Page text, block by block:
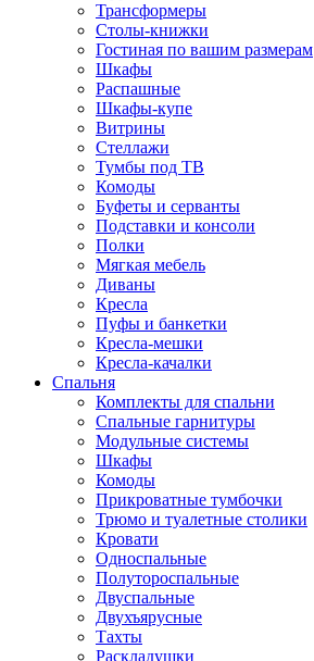
Трансформеры
Столы-книжки
Гостиная по вашим размерам
Шкафы
Распашные
Шкафы-купе
Витрины
Стеллажи
Тумбы под ТВ
Комоды
Буфеты и серванты
Подставки и консоли
Полки
Мягкая мебель
Диваны
Кресла
Пуфы и банкетки
Кресла-мешки
Кресла-качалки
Спальня
Комплекты для спальни
Спальные гарнитуры
Модульные системы
Шкафы
Комоды
Прикроватные тумбочки
Трюмо и туалетные столики
Кровати
Односпальные
Полутороспальные
Двуспальные
Двухъярусные
Тахты
Раскладушки